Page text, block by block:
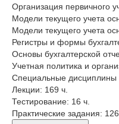
Организация первичного
Модели текущего учета
Модели текущего учета
Регистры и формы
Основы бухгалтерской
Учетная политика и
Специальные дисциплины
Лекции: 169 ч.
Тестирование: 16 ч.
Практические задания: 126